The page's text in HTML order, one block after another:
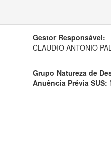
Gestor Responsável:
CLAUDIO ANTONIO
Grupo Natureza de
Anuência Prévia SUS: